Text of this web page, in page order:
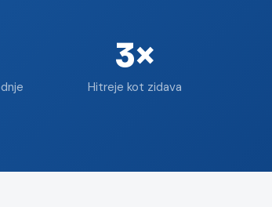
3×
Hitreje kot zidava